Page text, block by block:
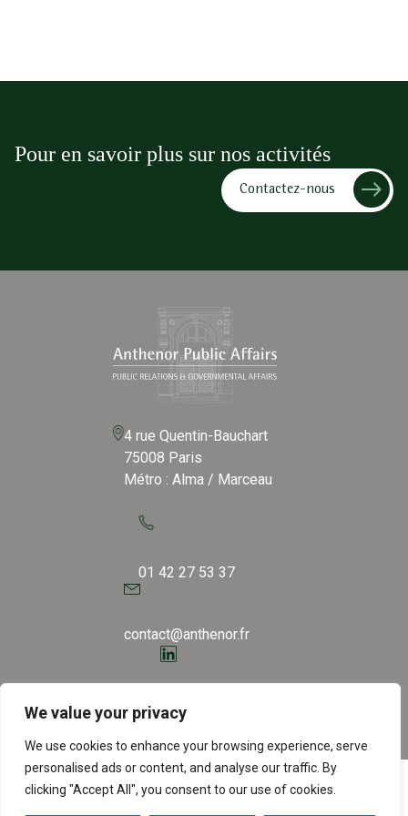
We value your privacy
We use cookies to enhance your browsing experience, serve
personalised ads or content, and analyse our traffic. By
clicking "Accept All", you consent to our use of cookies.
Pour en savoir plus sur nos activités
Contactez-nous
4 rue Quentin-Bauchart
75008 Paris
Métro : Alma / Marceau
01 42 27 53 37
contact@anthenor.fr
© Copyright 2025 - Tous droits réservés -Mentions